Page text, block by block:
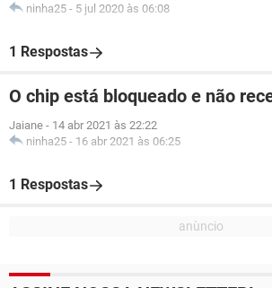
ninha25 - 5 jul 2020 às 06:08
1 Respostas
O chip está bloqueado e não
Jaiane - 14 abr 2021 às 22:22
ninha25 - 16 abr 2021 às 06:25
1 Respostas